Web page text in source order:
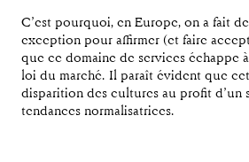
C’est pourquoi, en Europe, on a fait
exception pour affirmer (et faire
que ce domaine de services échappe
loi du marché. Il paraît évident que
disparition des cultures au profit d’un
tendances normalisatrices.